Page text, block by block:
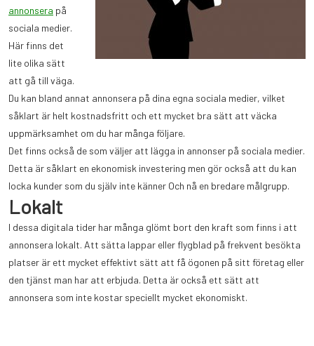
annonsera på
sociala medier.
Här finns det
lite olika sätt
att gå till väga.
Du kan bland annat annonsera på dina egna sociala medier, vilket
såklart är helt kostnadsfritt och ett mycket bra sätt att väcka
uppmärksamhet om du har många följare.
Det finns också de som väljer att lägga in annonser på sociala medier.
Detta är såklart en ekonomisk investering men gör också att du kan
locka kunder som du själv inte känner Och nå en bredare målgrupp.
Lokalt
I dessa digitala tider har många glömt bort den kraft som finns i att
annonsera lokalt. Att sätta lappar eller flygblad på frekvent besökta
platser är ett mycket effektivt sätt att få ögonen på sitt företag eller
den tjänst man har att erbjuda. Detta är också ett sätt att
annonsera som inte kostar speciellt mycket ekonomiskt.